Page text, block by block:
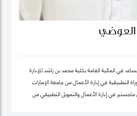
العوضي
في المالية العامة بكلية محمد بن راشد للإدارة
التطبيقية في إدارة الأعمال من جامعة الإمارات
في إدارة الأعمال والتمويل التطبيقي من